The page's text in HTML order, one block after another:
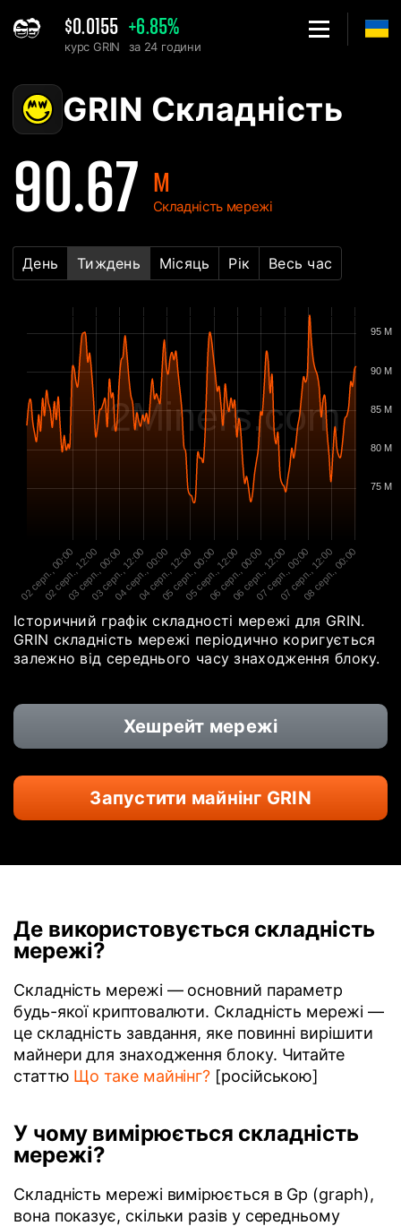
$0.0155
курс GRIN
+6.85%
за 24 години
GRIN Графік складності мережі - 2Miners
GRIN Складність
90.67 M
Складність мережі
День Тиждень Місяць Рік Весь час
2Miners.com
02 серп., 00:00
02 серп., 12:00
03 серп., 00:00
03 серп., 12:00
04 серп., 00:00
04 серп., 12:00
05 серп., 00:00
05 серп., 12:00
06 серп., 00:00
06 серп., 12:00
07 серп., 00:00
07 серп., 12:00
08 серп., 00:00
75 M
80 M
85 M
90 M
95 M
Історичний графік складності мережі для GRIN.
GRIN складність мережі періодично коригується
залежно від середнього часу знаходження блоку.
Хешрейт мережі
Запустити майнінг GRIN
Де використовується складність
мережі?
Складність мережі — основний параметр
будь-якої криптовалюти. Складність мережі —
це складність завдання, яке повинні вирішити
майнери для знаходження блоку. Читайте
статтю Що таке майнінг? [російською]
У чому вимірюється складність
мережі?
Складність мережі вимірюється в Gp (graph),
вона показує, скільки разів у середньому